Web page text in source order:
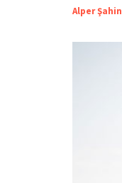
Alper Şahin